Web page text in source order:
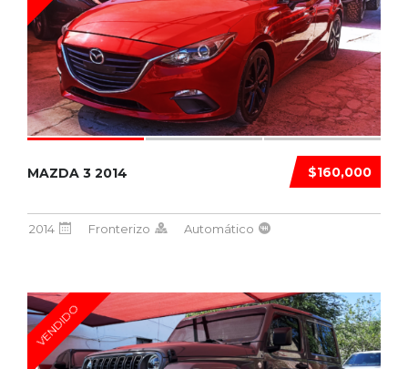
$160,000
MAZDA 3 2014
2014 Fronterizo Automático
VENDIDO